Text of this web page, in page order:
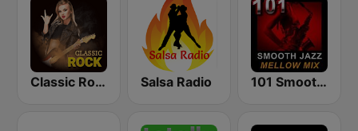
Classic Rock Station Salsa Radio 101 Smooth Jazz Mellow Mix